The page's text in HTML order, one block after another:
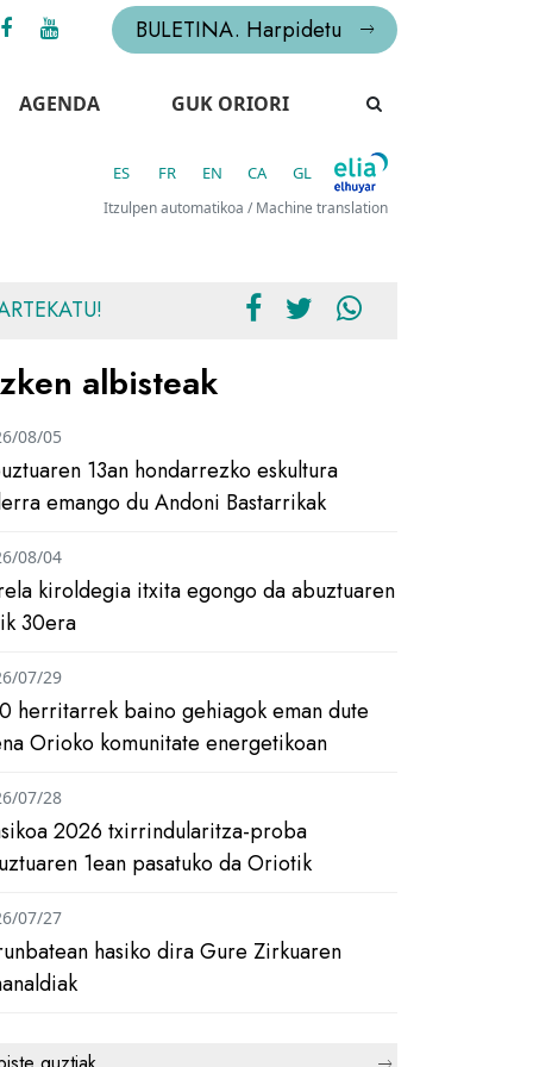
BULETINA. Harpidetu
AGENDA GUK ORIORI
ES FR EN CA GL
Itzulpen automatikoa / Machine translation
albisteak
13an hondarrezko eskultura
emango du Andoni Bastarrikak
08/05
kiroldegia itxita egongo da abuztuaren
30era
08/04
herritarrek baino gehiagok eman dute
Orioko komunitate energetikoan
07/29
2026 txirrindularitza-proba
1ean pasatuko da Oriotik
07/28
hasiko dira Gure Zirkuaren
07/27